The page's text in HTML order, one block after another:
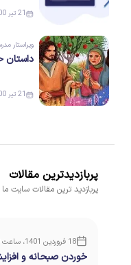
21 تیر 1400
ویراستار
داستان
21 تیر 1400
پربازدیدترین مقالات
پربازدید ترین مقالات سایت ما
18 فروردین 1401، ساعت 06:49
خوردن صبحانه و